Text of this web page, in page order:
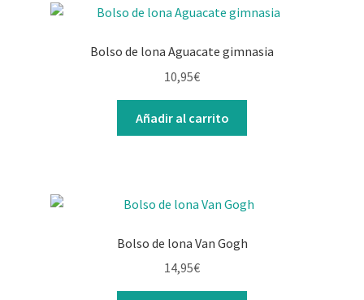
Bolso de lona Aguacate gimnasia
10,95€
Añadir al carrito
Bolso de lona Van Gogh
14,95€